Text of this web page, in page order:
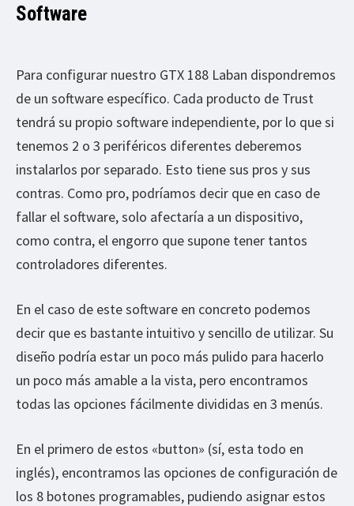
Software
Para configurar nuestro GTX 188 Laban dispondremos
de un software específico. Cada producto de Trust
tendrá su propio software independiente, por lo que si
tenemos 2 o 3 periféricos diferentes deberemos
instalarlos por separado. Esto tiene sus pros y sus
contras. Como pro, podríamos decir que en caso de
fallar el software, solo afectaría a un dispositivo,
como contra, el engorro que supone tener tantos
controladores diferentes.
En el caso de este software en concreto podemos
decir que es bastante intuitivo y sencillo de utilizar. Su
diseño podría estar un poco más pulido para hacerlo
un poco más amable a la vista, pero encontramos
todas las opciones fácilmente divididas en 3 menús.
En el primero de estos «button» (sí, esta todo en
inglés), encontramos las opciones de configuración de
los 8 botones programables, pudiendo asignar estos